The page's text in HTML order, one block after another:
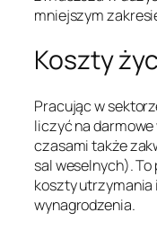
mniejszym
Koszty
Pracując w
liczyć na
czasami także
sal weselnych).
koszty utrzymania
wynagrodzenia.